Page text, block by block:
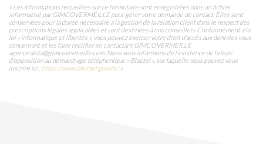
« Les informations recueillies sur ce formulaire sont enregistrées dans un fichier
informatisé par GIMCOVERMEILLE pour gérer votre demande de contact. Elles sont
conservées pour la durée nécessaire à la gestion de la relation client dans le respect des
prescriptions légales applicables et sont destinées à nos conseillers Conformément à la
loi « informatique et libertés », vous pouvez exercer votre droit d'accès aux données vous
concernant et les faire rectifier en contactant GIMCOVERMEILLE
agence.aisfa@gimcovermeille.com. Nous vous informons de l'existence de la liste
d'opposition au démarchage téléphonique « Bloctel », sur laquelle vous pouvez vous
inscrire ici : https://www.bloctel.gouv.fr/»